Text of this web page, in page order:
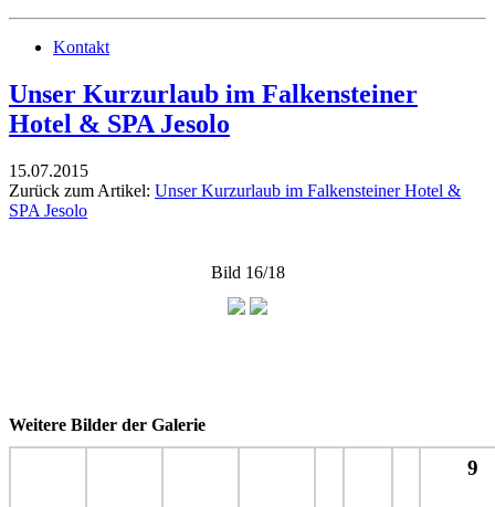
Kontakt
Unser Kurzurlaub im Falkensteiner
Hotel & SPA Jesolo
15.07.2015
Zurück zum Artikel: Unser Kurzurlaub im Falkensteiner Hotel &
SPA Jesolo
Bild 16/18
Weitere Bilder der Galerie
9